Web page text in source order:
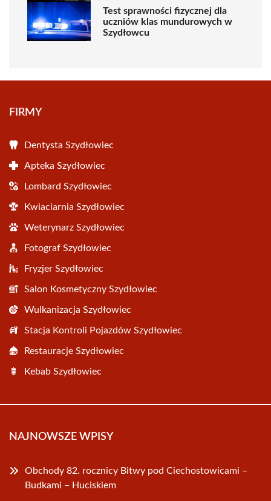
Test sprawności fizycznej dla
uczniów klas mundurowych w
Szydłowcu
FIRMY
Dentysta Szydłowiec
Apteka Szydłowiec
Lombard Szydłowiec
Kwiaciarnia Szydłowiec
Weterynarz Szydłowiec
Fotograf Szydłowiec
Fryzjer Szydłowiec
Salon Kosmetyczny Szydłowiec
Wulkanizacja Szydłowiec
Stacja Kontroli Pojazdów Szydłowiec
Restauracje Szydłowiec
Kebab Szydłowiec
NAJNOWSZE WPISY
Obchody 82. rocznicy Bitwy pod Ciechostowicami –
Budkami – Huciskiem